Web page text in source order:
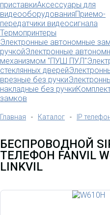
приставкиАксессуары для
видеооборудованияПриемо-
передатчики видеосигнала
Термопринтеры
Электронные автономные
ручкойЭлектронные
механизмом "ПУШ ПУЛ"
стеклянных дверей
врезные без ручки
накладные без ручки
замков
Главная - Каталог - IP
БЕСПРОВОДНОЙ
ТЕЛЕФОН FANVIL
LINKVIL